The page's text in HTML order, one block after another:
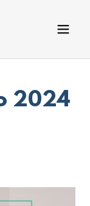
2024